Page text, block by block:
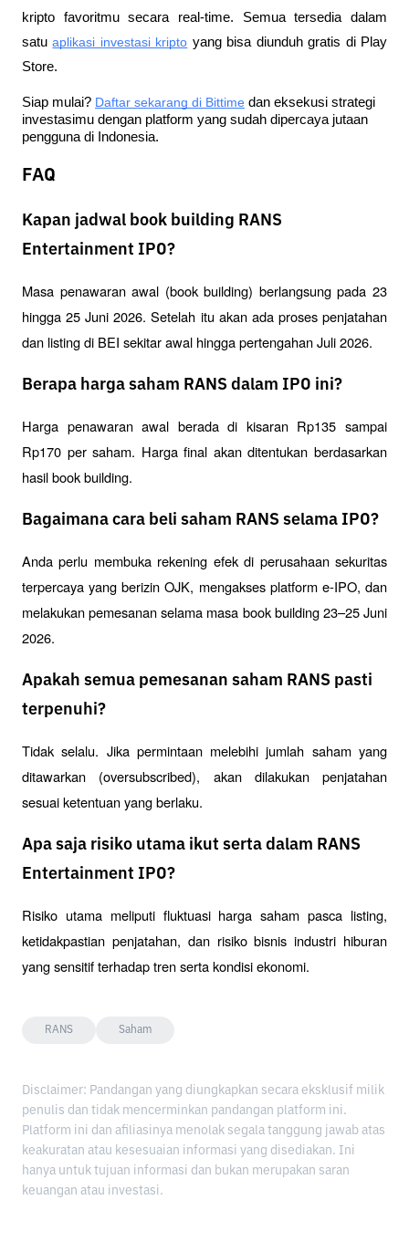
kripto favoritmu secara real-time. Semua tersedia dalam
satu aplikasi investasi kripto yang bisa diunduh gratis di Play
Store.
Siap mulai? Daftar sekarang di Bittime dan eksekusi strategi
investasimu dengan platform yang sudah dipercaya jutaan
pengguna di Indonesia.
FAQ
Kapan jadwal book building RANS
Entertainment IPO?
Masa penawaran awal (book building) berlangsung pada 23
hingga 25 Juni 2026. Setelah itu akan ada proses penjatahan
dan listing di BEI sekitar awal hingga pertengahan Juli 2026.
Berapa harga saham RANS dalam IPO ini?
Harga penawaran awal berada di kisaran Rp135 sampai
Rp170 per saham. Harga final akan ditentukan berdasarkan
hasil book building.
Bagaimana cara beli saham RANS selama IPO?
Anda perlu membuka rekening efek di perusahaan sekuritas
terpercaya yang berizin OJK, mengakses platform e-IPO, dan
melakukan pemesanan selama masa book building 23–25 Juni
2026.
Apakah semua pemesanan saham RANS pasti
terpenuhi?
Tidak selalu. Jika permintaan melebihi jumlah saham yang
ditawarkan (oversubscribed), akan dilakukan penjatahan
sesuai ketentuan yang berlaku.
Apa saja risiko utama ikut serta dalam RANS
Entertainment IPO?
Risiko utama meliputi fluktuasi harga saham pasca listing,
ketidakpastian penjatahan, dan risiko bisnis industri hiburan
yang sensitif terhadap tren serta kondisi ekonomi.
RANS Saham
Disclaimer: Pandangan yang diungkapkan secara eksklusif milik
penulis dan tidak mencerminkan pandangan platform ini.
Platform ini dan afiliasinya menolak segala tanggung jawab atas
keakuratan atau kesesuaian informasi yang disediakan. Ini
hanya untuk tujuan informasi dan bukan merupakan saran
keuangan atau investasi.